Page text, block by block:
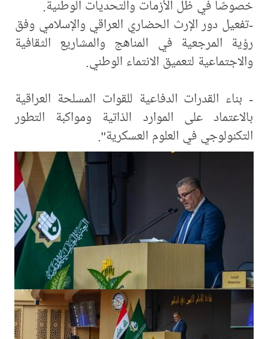
خصوصًا في ظل الأزمات والتحديات الوطنية.
-تفعيل دور الإرث الحضاري العراقي والإسلامي وفق
رؤية المرجعية في المناهج والمشاريع الثقافية
والاجتماعية لتعميق الانتماء الوطني.
- بناء القدرات الدفاعية للقوات المسلحة العراقية
بالاعتماد على الموارد الذاتية ومواكبة التطور
التكنولوجي في العلوم العسكرية".